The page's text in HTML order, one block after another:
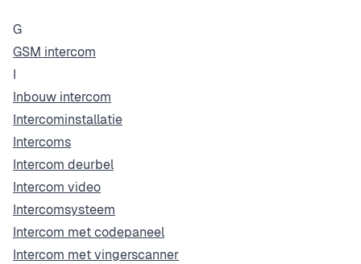
G
GSM intercom
I
Inbouw intercom
Intercominstallatie
Intercoms
Intercom deurbel
Intercom video
Intercomsysteem
Intercom met codepaneel
Intercom met vingerscanner